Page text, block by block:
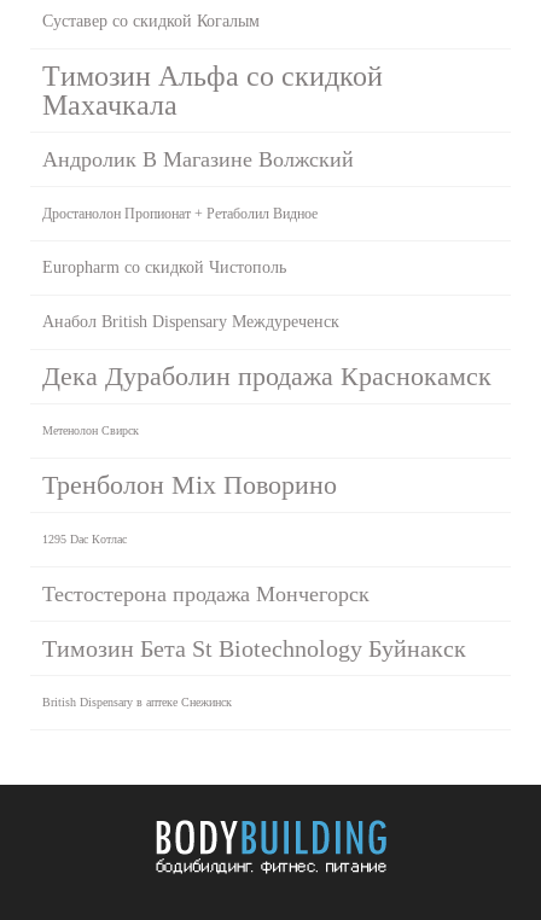
Суставер со скидкой Когалым
Tимозин Альфа со скидкой
Махачкала
Андролик В Магазине Волжский
Дростанолон Пропионат + Ретаболил Видное
Europharm со скидкой Чистополь
Анабол British Dispensary Междуреченск
Дека Дураболин продажа Краснокамск
Метенолон Свирск
Тренболон Mix Поворино
1295 Dac Котлас
Тестостерона продажа Мончегорск
Tимозин Бета St Biotechnology Буйнакск
British Dispensary в аптеке Снежинск